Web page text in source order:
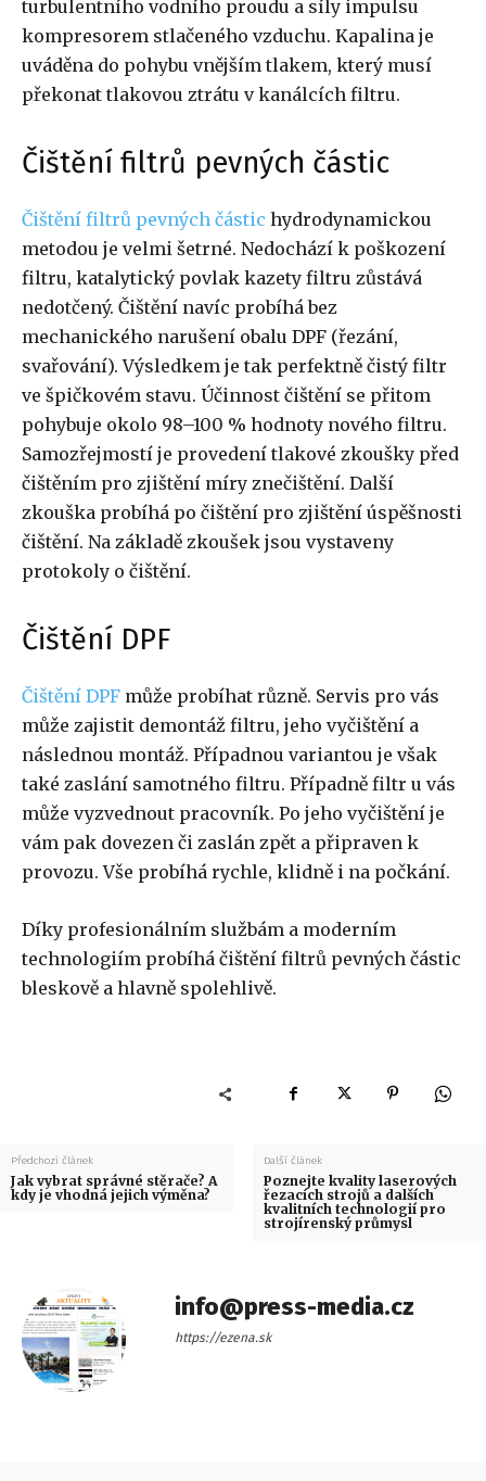
turbulentního vodního proudu a síly impulsu
kompresorem stlačeného vzduchu. Kapalina je
uváděna do pohybu vnějším tlakem, který musí
překonat tlakovou ztrátu v kanálcích filtru.
Čištění filtrů pevných částic
Čištění filtrů pevných částic hydrodynamickou
metodou je velmi šetrné. Nedochází k poškození
filtru, katalytický povlak kazety filtru zůstává
nedotčený. Čištění navíc probíhá bez
mechanického narušení obalu DPF (řezání,
svařování). Výsledkem je tak perfektně čistý filtr
ve špičkovém stavu. Účinnost čištění se přitom
pohybuje okolo 98–100 % hodnoty nového filtru.
Samozřejmostí je provedení tlakové zkoušky před
čištěním pro zjištění míry znečištění. Další
zkouška probíhá po čištění pro zjištění úspěšnosti
čištění. Na základě zkoušek jsou vystaveny
protokoly o čištění.
Čištění DPF
Čištění DPF může probíhat různě. Servis pro vás
může zajistit demontáž filtru, jeho vyčištění a
následnou montáž. Případnou variantou je však
také zaslání samotného filtru. Případně filtr u vás
může vyzvednout pracovník. Po jeho vyčištění je
vám pak dovezen či zaslán zpět a připraven k
provozu. Vše probíhá rychle, klidně i na počkání.
Díky profesionálním službám a moderním
technologiím probíhá čištění filtrů pevných částic
bleskově a hlavně spolehlivě.
Předchozí článek
Jak vybrat správné stěrače? A
kdy je vhodná jejich výměna?
Další článek
Poznejte kvality laserových
řezacích strojů a dalších
kvalitních technologií pro
strojírenský průmysl
info@press-media.cz
https://ezena.sk